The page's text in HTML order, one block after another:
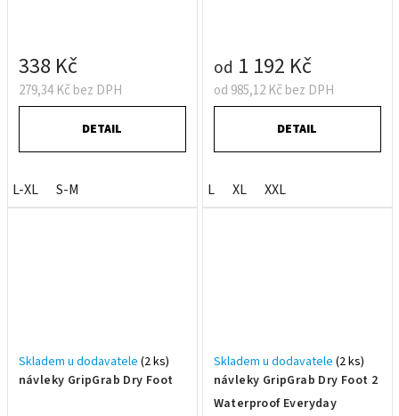
279,34 Kč bez DPH
338 Kč
DETAIL
L-XL S-M
od 985,12 Kč bez DPH
od 1 192 Kč
DETAIL
L XL XXL
návleky GripGrab Dry Foot
Skladem u dodavatele (2 ks)
návleky GripGrab Dry Foot 2
Waterproof Everyday
Skladem u dodavatele (2 ks)